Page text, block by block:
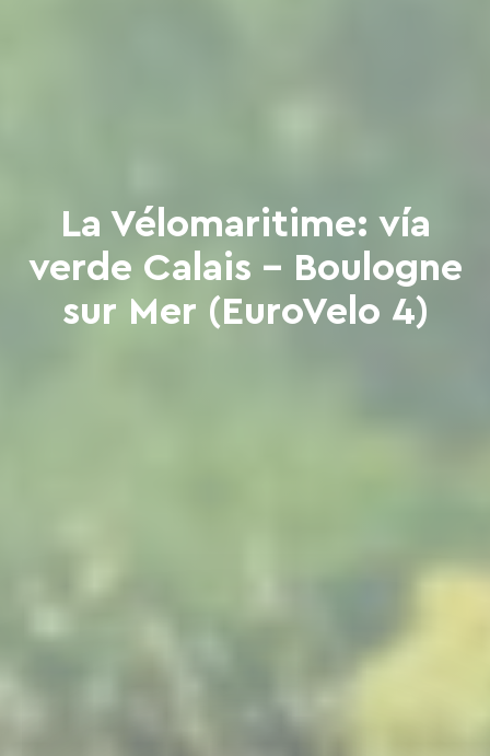
La Vélomaritime: vía
verde Calais - Boulogne
sur Mer (EuroVelo 4)